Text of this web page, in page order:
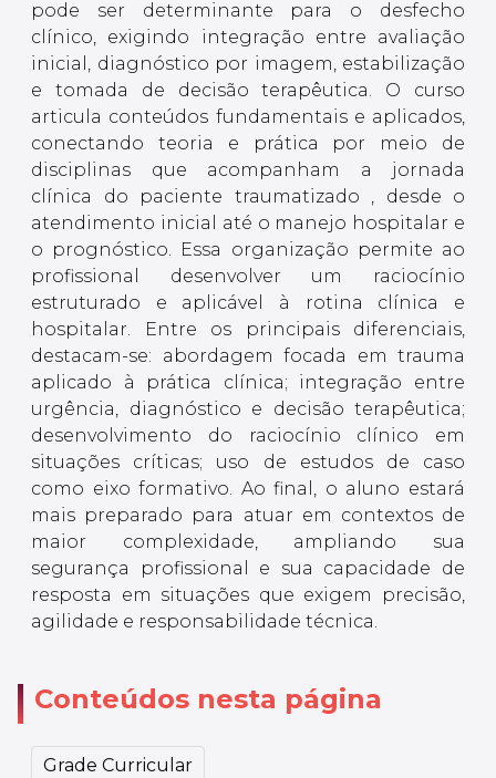
pode ser determinante para o desfecho
clínico, exigindo integração entre avaliação
inicial, diagnóstico por imagem, estabilização
e tomada de decisão terapêutica. O curso
articula conteúdos fundamentais e aplicados,
conectando teoria e prática por meio de
disciplinas que acompanham a jornada
clínica do paciente traumatizado , desde o
atendimento inicial até o manejo hospitalar e
o prognóstico. Essa organização permite ao
profissional desenvolver um raciocínio
estruturado e aplicável à rotina clínica e
hospitalar. Entre os principais diferenciais,
destacam-se: abordagem focada em trauma
aplicado à prática clínica; integração entre
urgência, diagnóstico e decisão terapêutica;
desenvolvimento do raciocínio clínico em
situações críticas; uso de estudos de caso
como eixo formativo. Ao final, o aluno estará
mais preparado para atuar em contextos de
maior complexidade, ampliando sua
segurança profissional e sua capacidade de
resposta em situações que exigem precisão,
agilidade e responsabilidade técnica.
Conteúdos nesta página
Grade Curricular